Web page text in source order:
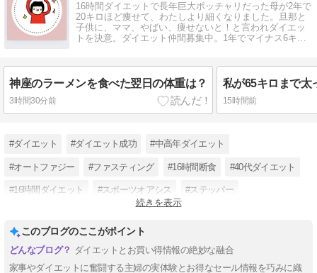
16時間ダイエットで長年巨大ポッチャリだった母が2年で
20キロほど痩せて、わたしより細くなりました。旦那と
子供に、ママ、やばい、痩せないと！と言われダイエッ
トを決意。ダイエット仲間募集中。1年でマイナス6キロ
神座のラーメンを食べた翌日の体重は？
3時間30分前
私が65キロまで太
15時間前
#ダイエット #ダイエット成功 #中高年ダイエット
#オートファジー #ファスティング #16時間断食 #40代ダイエット
#16時間ダイエット #スポーツオアシス #ステッパー
続きを表示
このブログのここがポイント
ダイエットとお買い得情報の絶妙な融合
家事やダイエットに奮闘する主婦の実体験とお得なセール情報を巧みに織